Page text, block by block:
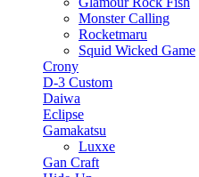
Monster Calling
Rocketmaru
Squid Wicked Game
Crony
D-3 Custom
Daiwa
Eclipse
Gamakatsu
Luxxe
Gan Craft